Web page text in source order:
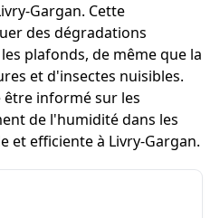
Gargan. Cette
des dégradations
plafonds, de même que la
et d'insectes nuisibles.
informé sur les
de l'humidité dans les
et efficiente à Livry-Gargan.